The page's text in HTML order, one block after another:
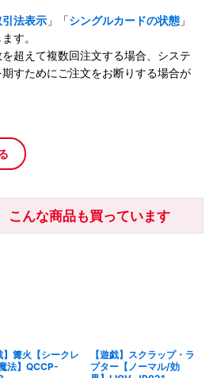
法表示 」「シングルカードの状態 」
す。
超えて複数回注文する場合、システ
すためにご注文をお断りする場合が
こんな商品も買っています
】篝火【シークレ
法】QCCP-
【遊戯】スクラップ・ラ
プター【ノーマル/効